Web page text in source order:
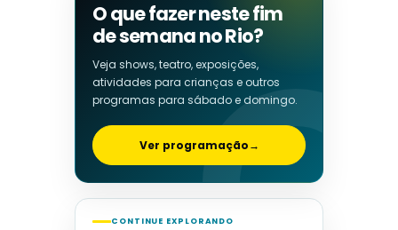
O que fazer neste fim
de semana no Rio?
Veja shows, teatro, exposições,
atividades para crianças e outros
programas para sábado e domingo.
Ver programação→
CONTINUE EXPLORANDO